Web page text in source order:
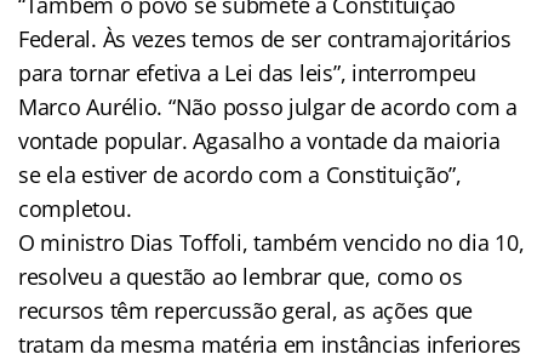
Federal. Às vezes temos de ser contramajoritários
para tornar efetiva a Lei das leis”, interrompeu
Marco Aurélio. “Não posso julgar de acordo com a
vontade popular. Agasalho a vontade da maioria
se ela estiver de acordo com a Constituição”,
completou.
O ministro Dias Toffoli, também vencido no dia 10,
resolveu a questão ao lembrar que, como os
recursos têm repercussão geral, as ações que
tratam da mesma matéria em instâncias inferiores